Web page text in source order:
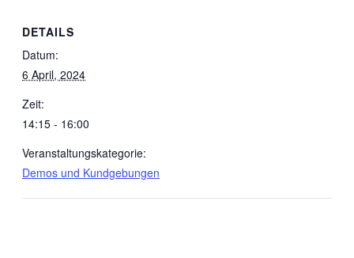
DETAILS
Datum:
6 April, 2024
Zeit:
14:15 - 16:00
Veranstaltungskategorie:
Demos und Kundgebungen